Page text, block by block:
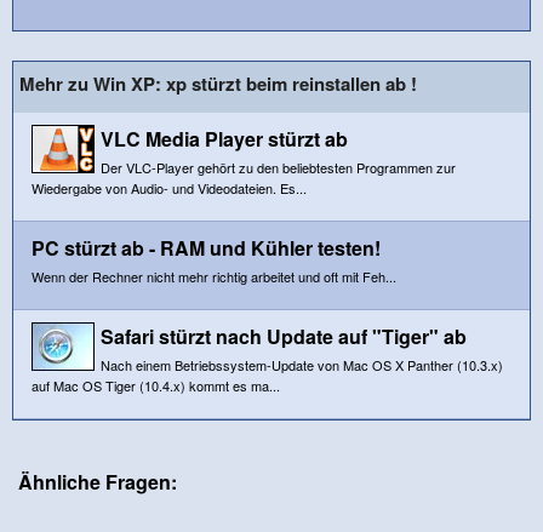
Mehr zu Win XP: xp stürzt beim reinstallen ab !
VLC Media Player stürzt ab
Der VLC-Player gehört zu den beliebtesten Programmen zur
Wiedergabe von Audio- und Videodateien. Es...
PC stürzt ab - RAM und Kühler testen!
Wenn der Rechner nicht mehr richtig arbeitet und oft mit Feh...
Safari stürzt nach Update auf "Tiger" ab
Nach einem Betriebssystem-Update von Mac OS X Panther (10.3.x)
auf Mac OS Tiger (10.4.x) kommt es ma...
Ähnliche Fragen: